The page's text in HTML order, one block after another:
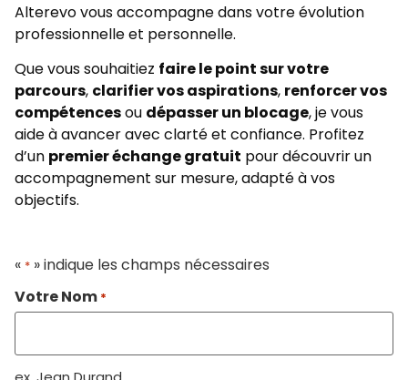
Alterevo vous accompagne dans votre évolution
professionnelle et personnelle.
Que vous souhaitiez faire le point sur votre
parcours, clarifier vos aspirations, renforcer vos
compétencesou dépasser un blocage, je vous
aide à avancer avec clarté et confiance. Profitez
d’un premier échange gratuit pour découvrir un
accompagnement sur mesure, adapté à vos
objectifs.
« * » indique les champs nécessaires
Votre Nom *